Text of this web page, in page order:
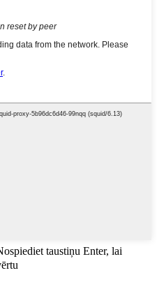
taustiņu Enter, lai